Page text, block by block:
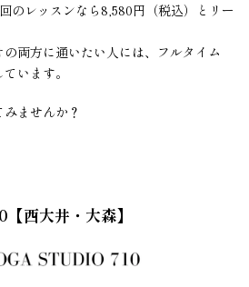
のレッスンなら8,580円（税込）とリー
両方に通いたい人には、フルタイム
います。
ませんか？
西大井・大森】